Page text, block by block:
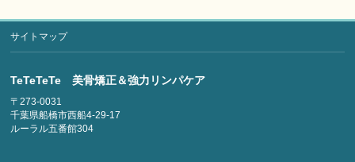
サイトマップ
TeTeTeTe 美骨矯正＆強力リンパケア
〒273-0031
千葉県船橋市西船4-29-17
ルーラル五番館304